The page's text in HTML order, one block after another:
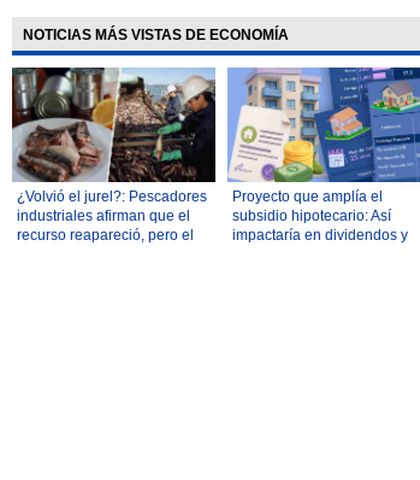
NOTICIAS MÁS VISTAS DE ECONOMÍA
¿Volvió el jurel?: Pescadores
industriales afirman que el
recurso reapareció, pero el
Proyecto que amplía el
subsidio hipotecario: Así
impactaría en dividendos y